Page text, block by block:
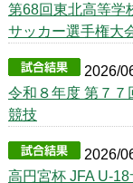
第68回東北高等学
サッカー選手権
2026/
令和８年度 第７７
競技
2026/
高円宮杯 JFA U-